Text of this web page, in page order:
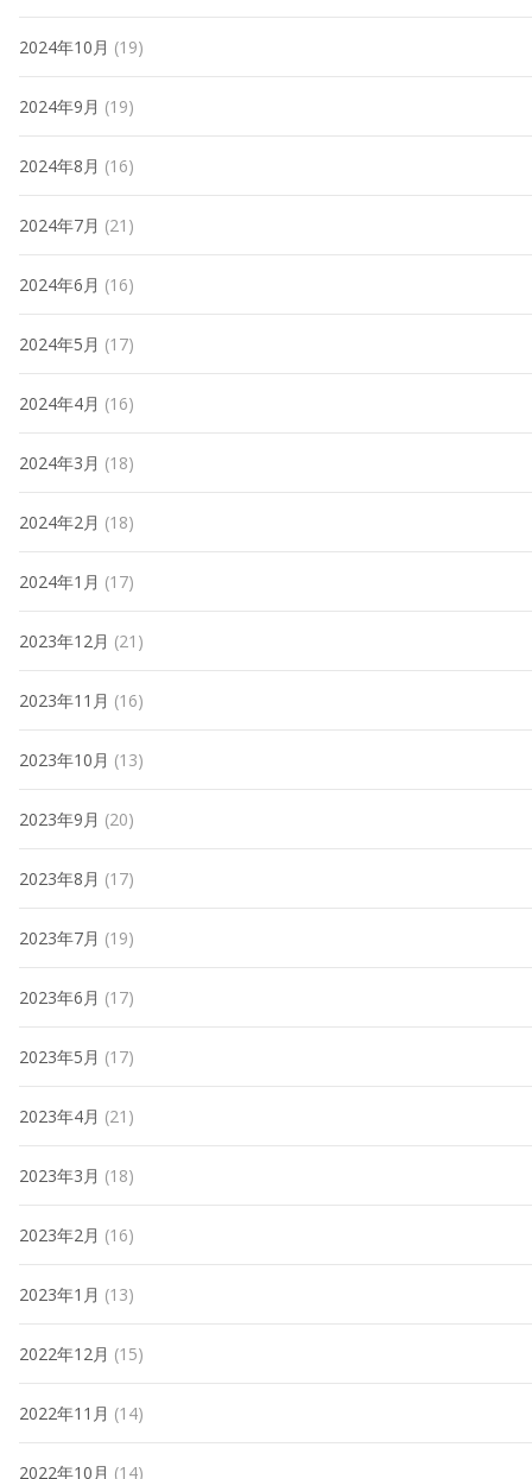
2024年10月 (19)
2024年9月 (19)
2024年8月 (16)
2024年7月 (21)
2024年6月 (16)
2024年5月 (17)
2024年4月 (16)
2024年3月 (18)
2024年2月 (18)
2024年1月 (17)
2023年12月 (21)
2023年11月 (16)
2023年10月 (13)
2023年9月 (20)
2023年8月 (17)
2023年7月 (19)
2023年6月 (17)
2023年5月 (17)
2023年4月 (21)
2023年3月 (18)
2023年2月 (16)
2023年1月 (13)
2022年12月 (15)
2022年11月 (14)
2022年10月 (14)